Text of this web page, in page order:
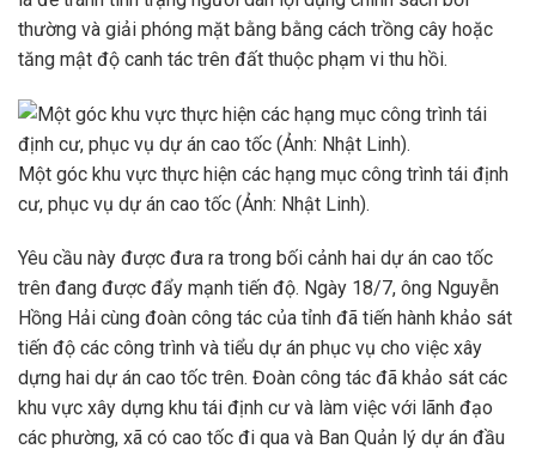
thường và giải phóng mặt bằng bằng cách trồng cây hoặc
tăng mật độ canh tác trên đất thuộc phạm vi thu hồi.
Một góc khu vực thực hiện các hạng mục công trình tái định
cư, phục vụ dự án cao tốc (Ảnh: Nhật Linh).
Yêu cầu này được đưa ra trong bối cảnh hai dự án cao tốc
trên đang được đẩy mạnh tiến độ. Ngày 18/7, ông Nguyễn
Hồng Hải cùng đoàn công tác của tỉnh đã tiến hành khảo sát
tiến độ các công trình và tiểu dự án phục vụ cho việc xây
dựng hai dự án cao tốc trên. Đoàn công tác đã khảo sát các
khu vực xây dựng khu tái định cư và làm việc với lãnh đạo
các phường, xã có cao tốc đi qua và Ban Quản lý dự án đầu